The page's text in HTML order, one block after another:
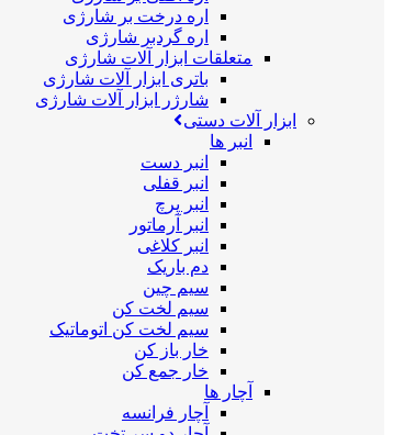
اره درخت بر شارژی
اره گردبر شارژی
متعلقات ابزار آلات شارژی
باتری ابزار آلات شارژی
شارژر ابزار آلات شارژی
ابزار آلات دستی
انبر ها
انبر دست
انبر قفلی
انبر پرچ
انبر آرماتور
انبر کلاغی
دم باریک
سیم چین
سیم لخت کن
سیم لخت کن اتوماتیک
خار باز کن
خار جمع کن
آچار ها
آچار فرانسه